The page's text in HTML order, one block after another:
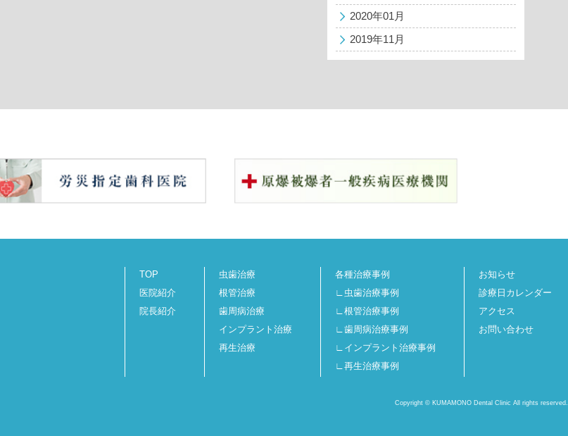
2020年01月
2019年11月
TOP
医院紹介
院長紹介
虫歯治療
根管治療
歯周病治療
インプラント治療
再生治療
各種治療事例
∟虫歯治療事例
∟根管治療事例
∟歯周病治療事例
∟インプラント治療事例
∟再生治療事例
お知らせ
診療日カレンダー
アクセス
お問い合わせ
Copyright © KUMAMONO Dental Clinic All rights reserved.